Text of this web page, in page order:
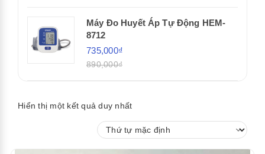
Máy Đo Huyết Áp Tự Động HEM-
8712
735,000₫
890,000₫
Hiển thị một kết quả duy nhất